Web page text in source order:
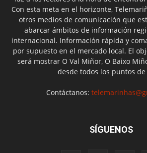
Con esta meta en el horizonte,
otros medios de comunicación que
abarcar ámbitos de información
internacional. Información rápida y
por supuesto en el mercado local. El
será mostrar O Val Miñor, O Baixo
desde todos los puntos de
Contáctanos:
SÍGUENOS